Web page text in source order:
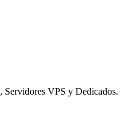
VPS y Dedicados.